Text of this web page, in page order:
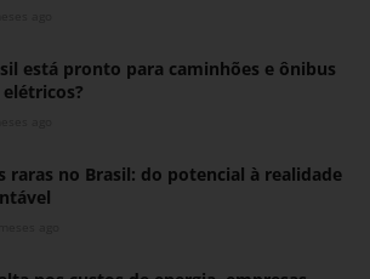
está pronto para caminhões e ônibus
elétricos?
raras no Brasil: do potencial à realidade